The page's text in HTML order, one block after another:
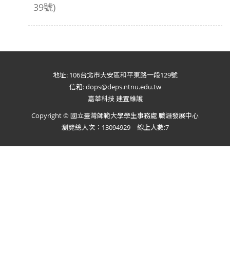
39號)
地址: 106台北市大安區和平東路一段129號
信箱: dops@deps.ntnu.edu.tw
嘉莘科技 建置維護
Copyright © 國立臺灣師範大學學生事務處 職涯發展中心
瀏覽總人次：13094929 線上人數:7